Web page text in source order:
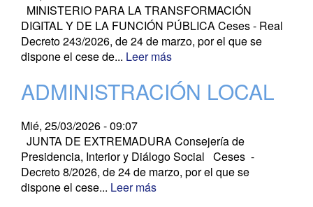
MINISTERIO PARA LA TRANSFORMACIÓN
DIGITAL Y DE LA FUNCIÓN PÚBLICA Ceses - Real
Decreto 243/2026, de 24 de marzo, por el que se
dispone el cese de... Leer más
ADMINISTRACIÓN LOCAL
Mié, 25/03/2026 - 09:07
JUNTA DE EXTREMADURA Consejería de
Presidencia, Interior y Diálogo Social Ceses -
Decreto 8/2026, de 24 de marzo, por el que se
dispone el cese... Leer más